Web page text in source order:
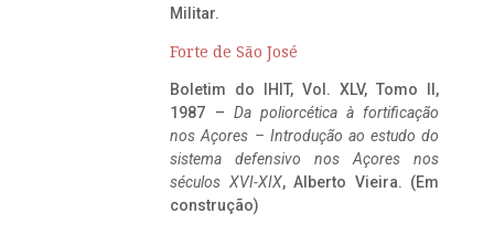
Militar.
Forte de São José
Boletim do IHIT, Vol. XLV, Tomo II,
1987 – Da poliorcética à fortificação
nos Açores – Introdução ao estudo do
sistema defensivo nos Açores nos
séculos XVI-XIX, Alberto Vieira. (Em
construção)